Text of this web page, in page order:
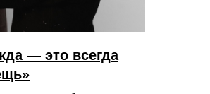
— это всегда